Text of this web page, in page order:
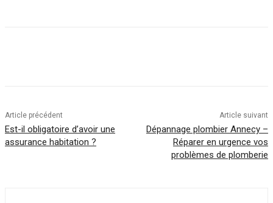
Article précédent
Est-il obligatoire d’avoir une
assurance habitation ?
Article suivant
Dépannage plombier Annecy –
Réparer en urgence vos
problèmes de plomberie